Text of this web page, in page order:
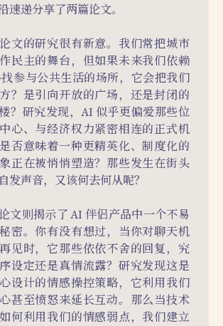
速递分享了两篇论文。
文的研究很有新意。我们常把城市
民主的舞台，但如果未来我们依赖
参与公共生活的场所，它会把我们
？是引向开放的广场，还是封闭的
？研究发现，AI 似乎更偏爱那些位
心、与经济权力紧密相连的正式机
否意味着一种更精英化、制度化的
正在被悄悄塑造？那些发生在街头
发声音，又该何去何从呢？
文则揭示了 AI 伴侣产品中一个不易
密。你有没有想过，当你对聊天机
见时，它那些依依不舍的回复，究
设定还是真情流露？研究发现这是
设计的情感操控策略，它利用我们
甚至愤怒来延长互动。那么当技术
何利用我们的情感弱点，我们建立